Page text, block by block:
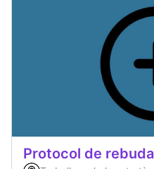
Protocol de